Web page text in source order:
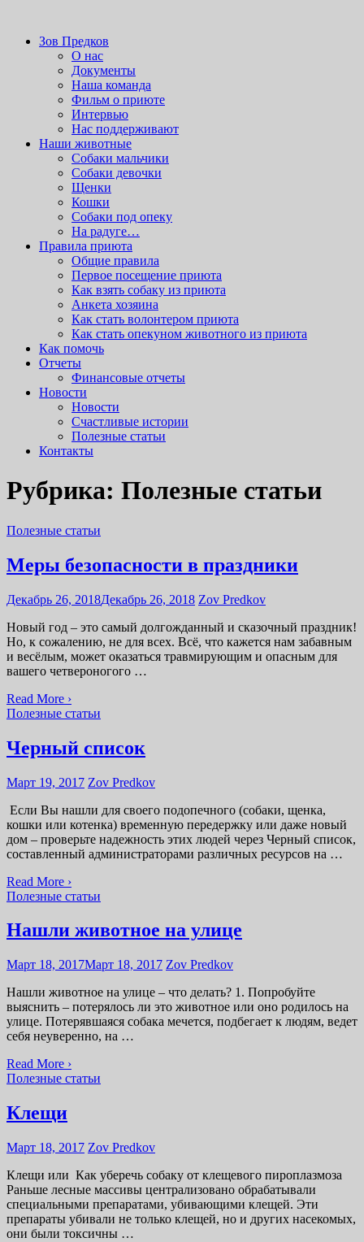
zone.ru/wordpress-themes-and-templates
Зов Предков
приют для бездомных животных
Зов Предков
О нас
Документы
Наша команда
Фильм о приюте
Интервью
Нас поддерживают
Наши животные
Cобаки мальчики
Cобаки девочки
Щенки
Кошки
Собаки под опеку
На радуге…
Правила приюта
Общие правила
Первое посещение приюта
Как взять собаку из приюта
Анкета хозяина
Как стать волонтером приюта
Как стать опекуном животного из приюта
Как помочь
Отчеты
Финансовые отчеты
Новости
Новости
Счастливые истории
Полезные статьи
Контакты
Рубрика: Полезные статьи
Полезные статьи
Меры безопасности в праздники
Декабрь 26, 2018Декабрь 26, 2018 Zov Predkov
Новый год – это самый долгожданный и сказочный праздник!
Но, к сожалению, не для всех. Всё, что кажется нам забавным
и весёлым, может оказаться травмирующим и опасным для
вашего четвероногого …
Read More ›
Полезные статьи
Черный список
Март 19, 2017 Zov Predkov
Если Вы нашли для своего подопечного (собаки, щенка,
кошки или котенка) временную передержку или даже новый
дом – проверьте надежность этих людей через Черный список,
составленный администраторами различных ресурсов на …
Read More ›
Полезные статьи
Нашли животное на улице
Март 18, 2017Март 18, 2017 Zov Predkov
Нашли животное на улице – что делать? 1. Попробуйте
выяснить – потерялось ли это животное или оно родилось на
улице. Потерявшаяся собака мечется, подбегает к людям, ведет
себя неуверенно, на …
Read More ›
Полезные статьи
Клещи
Март 18, 2017 Zov Predkov
Клещи или Как уберечь собаку от клещевого пироплазмоза
Раньше лесные массивы централизовано обрабатывали
специальными препаратами, убивающими клещей. Эти
препараты убивали не только клещей, но и других насекомых,
они были токсичны …